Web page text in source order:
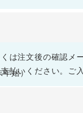
は注文後の確認メ
払いください。ご
年始）